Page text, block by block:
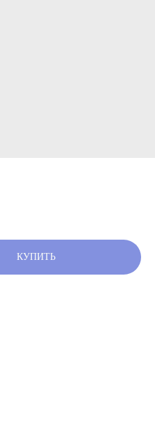
КУПИТЬ